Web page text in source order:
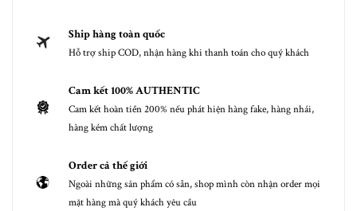
Ship hàng toàn quốc
Hỗ trợ ship COD, nhận hàng khi thanh toán cho quý khách
Cam kết 100% AUTHENTIC
Cam kết hoàn tiền 200% nếu phát hiện hàng fake, hàng nhái,
hàng kém chất lượng
Order cả thế giới
Ngoài những sản phẩm có sẵn, shop mình còn nhận order mọi
mặt hàng mà quý khách yêu cầu